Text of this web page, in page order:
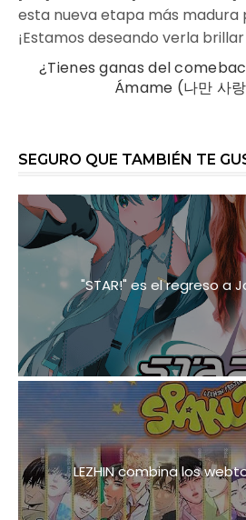
esta nueva etapa más madura
¡Estamos deseando verla
¿Tienes ganas del
Ámame (나만 사
SEGURO QUE TAMBIÉN TE
"STAR!" es el regreso a
LEZHIN combina los